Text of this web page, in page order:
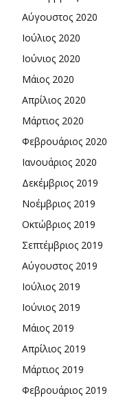
Αύγουστος 2020
Ιούλιος 2020
Ιούνιος 2020
Μάιος 2020
Απρίλιος 2020
Μάρτιος 2020
Φεβρουάριος 2020
Ιανουάριος 2020
Δεκέμβριος 2019
Νοέμβριος 2019
Οκτώβριος 2019
Σεπτέμβριος 2019
Αύγουστος 2019
Ιούλιος 2019
Ιούνιος 2019
Μάιος 2019
Απρίλιος 2019
Μάρτιος 2019
Φεβρουάριος 2019